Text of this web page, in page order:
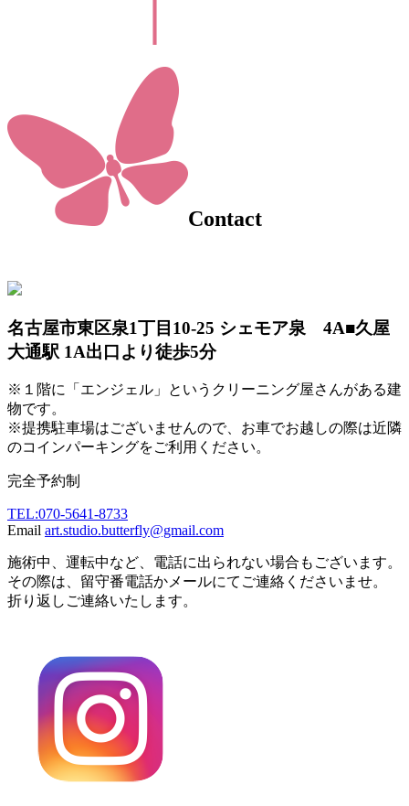
Contact
名古屋市東区泉1丁目10-25 シェモア泉 4A■久屋
大通駅 1A出口より徒歩5分
※１階に「エンジェル」というクリーニング屋さんがある建
物です。
※提携駐車場はございませんので、お車でお越しの際は近隣
のコインパーキングをご利用ください。
完全予約制
TEL:070-5641-8733
Email art.studio.butterfly@gmail.com
施術中、運転中など、電話に出られない場合もございます。
その際は、留守番電話かメールにてご連絡くださいませ。
折り返しご連絡いたします。